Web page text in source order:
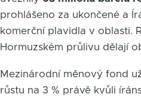
prohlášeno za ukončené a
komerční plavidla v oblasti.
Hormuzském průlivu dělají
Mezinárodní měnový fond
růstu na 3 % právě kvůli